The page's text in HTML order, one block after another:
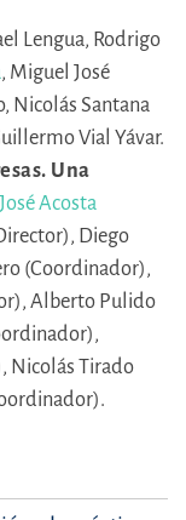
Lengua, Rodrigo
, Miguel José
Nicolás Santana
Vial Yávar.
Una
Acosta
Diego
(Coordinador),
Alberto Pulido
Nicolás Tirado